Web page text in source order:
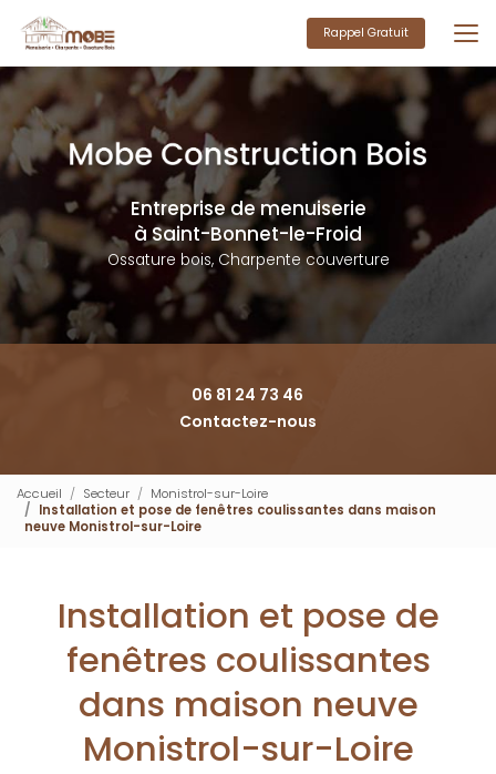
contenu
principal
Rappel Gratuit
Entreprise de menuiserie
à Saint-Bonnet-le-Froid
Ossature bois, Charpente couverture
06 81 24 73 46
Contactez-nous
Accueil Secteur
Monistrol-sur-Loire
Installation et pose de fenêtres coulissantes dans maison
neuve Monistrol-sur-Loire
Installation et pose de
fenêtres coulissantes
dans maison neuve
Monistrol-sur-Loire